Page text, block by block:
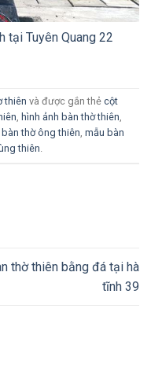
tại Tuyên Quang 22
thiên và được gắn thẻ cột
, hình ảnh bàn thờ thiên,
bàn thờ ông thiên, mẫu bàn
thiên.
thờ thiên bằng đá tại hà
tĩnh 39